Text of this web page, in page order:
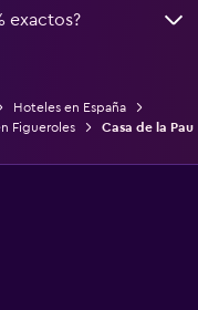
exactos?
Hoteles en España
Figueroles Casa de la Pau